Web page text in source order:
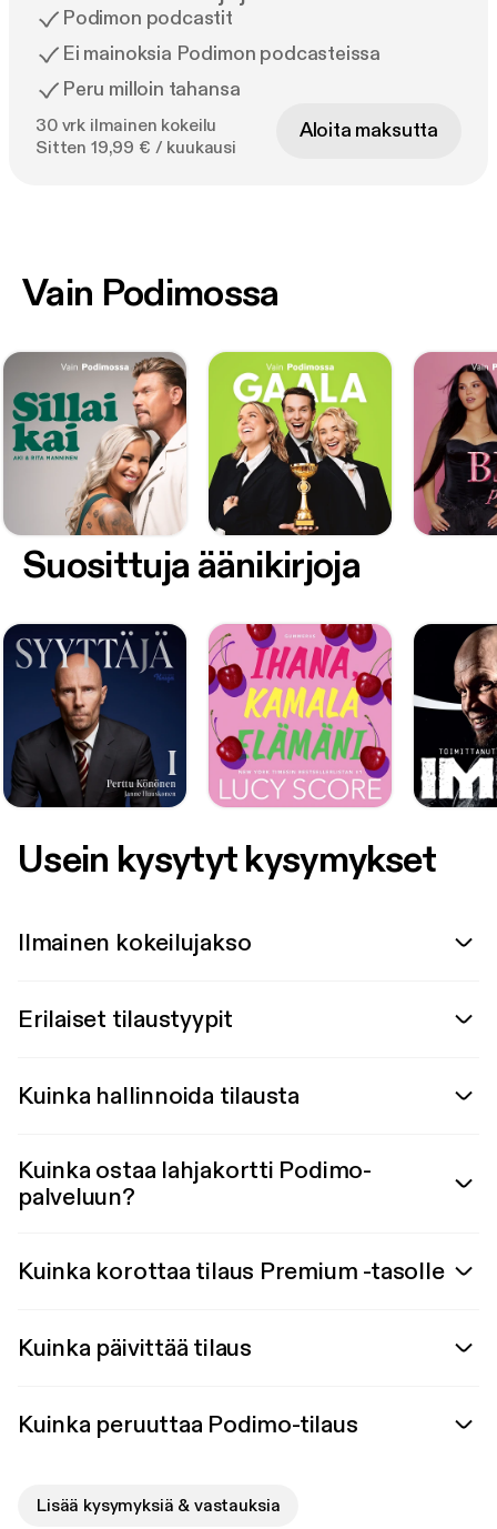
Podimon podcastit
Ei mainoksia Podimon podcasteissa
Peru milloin tahansa
30 vrk ilmainen kokeilu
Sitten 19,99 € / kuukausi
Aloita maksutta
Vain Podimossa
Suosittuja äänikirjoja
Usein kysytyt kysymykset
Ilmainen kokeilujakso
Erilaiset tilaustyypit
Kuinka hallinnoida tilausta
Kuinka ostaa lahjakortti Podimo-
palveluun?
Kuinka korottaa tilaus Premium -tasolle
Kuinka päivittää tilaus
Kuinka peruuttaa Podimo-tilaus
Lisää kysymyksiä & vastauksia